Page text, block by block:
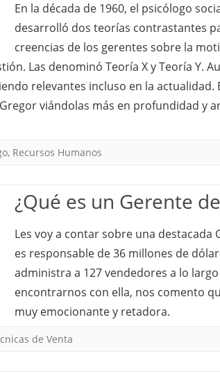
En la década de 1960, el psicólogo
desarrolló dos teorías contrastantes
creencias de los gerentes sobre la
Las denominó Teoría X y Teoría Y.
relevantes incluso en la
viándolas más en profundidad y
, Recursos Humanos
¿Qué es un Gerente
Les voy a contar sobre una destacada
es responsable de 36 millones de
administra a 127 vendedores a lo
encontrarnos con ella, nos comento
muy emocionante y retadora.
de Venta